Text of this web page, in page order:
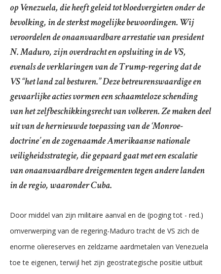
op Venezuela, die heeft geleid tot bloedvergieten onder de
bevolking, in de sterkst mogelijke bewoordingen. Wij
veroordelen de onaanvaardbare arrestatie van president
N. Maduro, zijn overdracht en opsluiting in de VS,
evenals de verklaringen van de Trump-regering dat de
VS “het land zal besturen.” Deze betreurenswaardige en
gevaarlijke acties vormen een schaamteloze schending
van het zelfbeschikkingsrecht van volkeren. Ze maken deel
uit van de hernieuwde toepassing van de ‘Monroe-
doctrine’ en de zogenaamde Amerikaanse nationale
veiligheidsstrategie, die gepaard gaat met een escalatie
van onaanvaardbare dreigementen tegen andere landen
in de regio, waaronder Cuba.
Door middel van zijn militaire aanval en de (poging tot - red.)
omverwerping van de regering-Maduro tracht de VS zich de
enorme oliereserves en zeldzame aardmetalen van Venezuela
toe te eigenen, terwijl het zijn geostrategische positie uitbuit